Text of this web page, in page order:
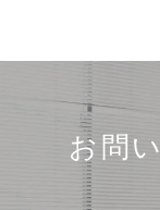
お問